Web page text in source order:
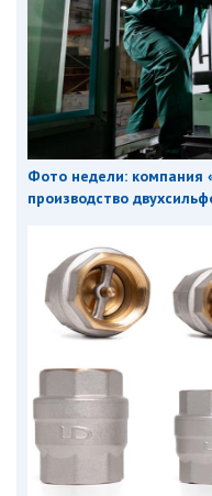
Фото недели: компания
производство